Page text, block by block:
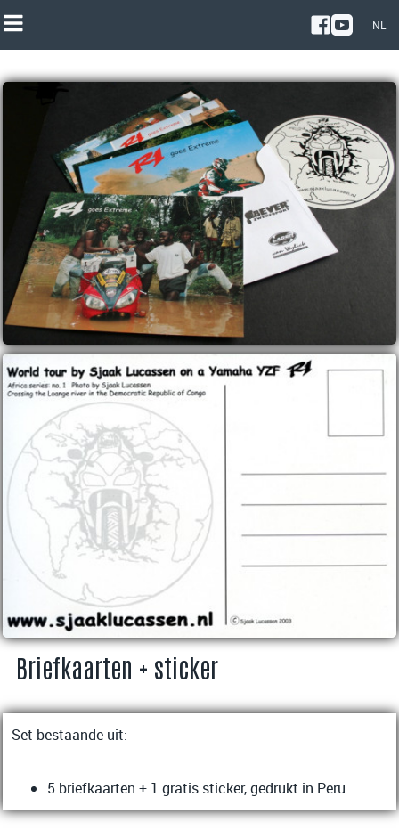
NL
Briefkaarten + sticker
Set bestaande uit:
5 briefkaarten + 1 gratis sticker, gedrukt in Peru.